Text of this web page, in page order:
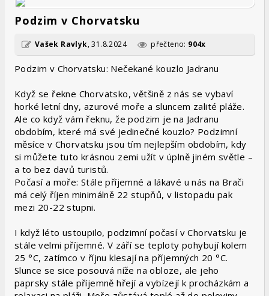
Podzim v Chorvatsku
Vašek Ravlyk,31.8.2024 přečteno: 904x
Podzim v Chorvatsku: Nečekané kouzlo Jadranu
Když se řekne Chorvatsko, většině z nás se vybaví
horké letní dny, azurové moře a sluncem zalité pláže.
Ale co když vám řeknu, že podzim je na Jadranu
obdobím, které má své jedinečné kouzlo? Podzimní
měsíce v Chorvatsku jsou tím nejlepším obdobím, kdy
si můžete tuto krásnou zemi užít v úplně jiném světle –
a to bez davů turistů.
Počasí a moře: Stále příjemné a lákavé u nás na Brači
má celý říjen minimálně 22 stupňů, v listopadu pak
mezi 20-22 stupni.
I když léto ustoupilo, podzimní počasí v Chorvatsku je
stále velmi příjemné. V září se teploty pohybují kolem
25 °C, zatímco v říjnu klesají na příjemných 20 °C.
Slunce se sice posouvá níže na obloze, ale jeho
paprsky stále příjemně hřejí a vybízejí k procházkám a